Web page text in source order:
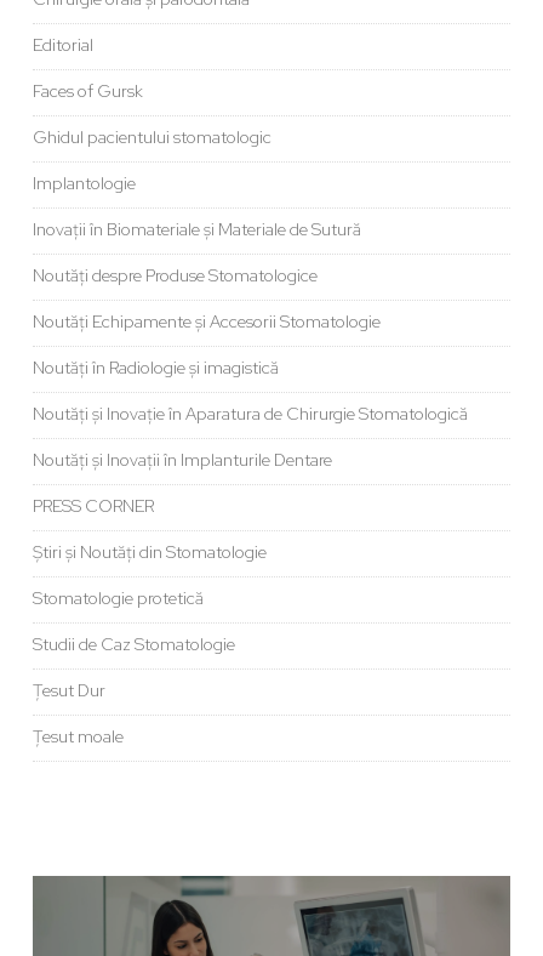
Editorial
Faces of Gursk
Ghidul pacientului stomatologic
Implantologie
Inovații în Biomateriale și Materiale de Sutură
Noutăți despre Produse Stomatologice
Noutăți Echipamente și Accesorii Stomatologie
Noutăți în Radiologie și imagistică
Noutăți și Inovație în Aparatura de Chirurgie Stomatologică
Noutăți și Inovații în Implanturile Dentare
PRESS CORNER
Știri și Noutăți din Stomatologie
Stomatologie protetică
Studii de Caz Stomatologie
Țesut Dur
Țesut moale